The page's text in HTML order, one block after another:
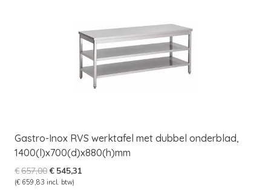
Gastro-Inox RVS werktafel met dubbel onderblad,
1400(l)x700(d)x880(h)mm
€657,00Oorspronkelijke
prijs
€ 545,31
(€ 659,83 incl. btw)